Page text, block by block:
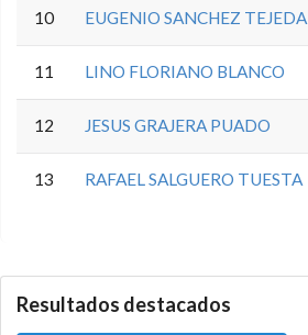
10 EUGENIO SANCHEZ TEJEDA
11 LINO FLORIANO BLANCO
12 JESUS GRAJERA PUADO
13 RAFAEL SALGUERO TUESTA
Resultados destacados